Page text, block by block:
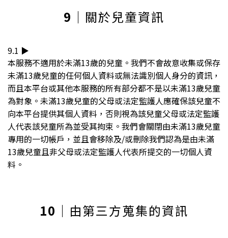
9 ｜關於兒童資訊
9.1 ▶︎
本服務不適用於未滿13歲的兒童。我們不會故意收集或保存
未滿13歲兒童的任何個人資料或無法識別個人身分的資訊，
而且本平台或其他本服務的所有部分都不是以未滿13歲兒童
為對象。未滿13歲兒童的父母或法定監護人應確保該兒童不
向本平台提供其個人資料，否則視為該兒童父母或法定監護
人代表該兒童所為並受其拘束。我們會關閉由未滿13歲兒童
專用的一切帳戶，並且會移除及/或刪除我們認為是由未滿
13歲兒童且非父母或法定監護人代表所提交的一切個人資
料。
10 ｜由第三方蒐集的資訊